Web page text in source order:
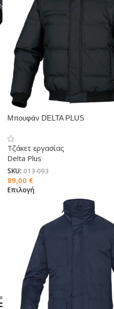
Μπουφάν DELTA PLUS
Τζάκετ εργασίας
Delta Plus
SKU: 013-093
89,00 €
Επιλογή